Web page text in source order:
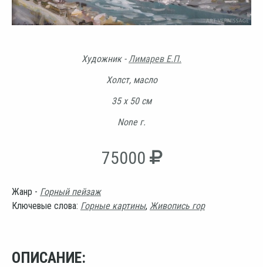
Художник - Лимарев Е.П.
Холст, масло
35 х 50 см
None г.
75000
Жанр - Горный пейзаж
Ключевые слова: Горные картины, Живопись гор
ОПИСАНИЕ: